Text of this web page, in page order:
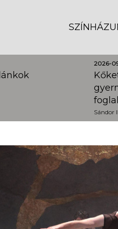
2026-
Sándor